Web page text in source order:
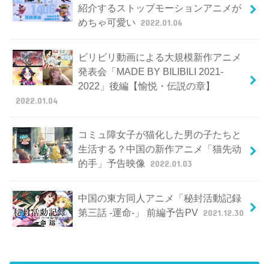
紹介するストップモーションアニメが
めちゃ可愛い 2022.01.06
ビリビリ動画による大規模新作アニメ
発表会「MADE BY BILIBILI 2021-
2022」後編【愉悦・伝説の章】
2022.01.04
コミュ障女子が猫化した男の子たちと
生活する？中国の新作アニメ「猫先动
的手」予告映像
2022.01.03
中国の東方同人アニメ「秘封活動記録
第三話 -運命-」 前編予告PV 2021.12.30